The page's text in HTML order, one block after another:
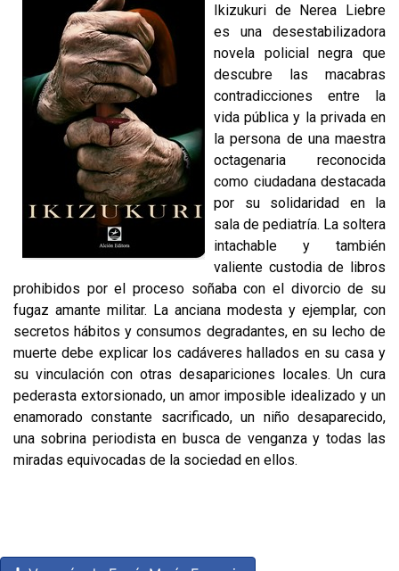
Ikizukuri de Nerea Liebre
es una desestabilizadora
novela policial negra que
descubre las macabras
contradicciones entre la
vida pública y la privada en
la persona de una maestra
octagenaria reconocida
como ciudadana destacada
por su solidaridad en la
sala de pediatría. La soltera
intachable y también
valiente custodia de libros
prohibidos por el proceso soñaba con el divorcio de su
fugaz amante militar. La anciana modesta y ejemplar, con
secretos hábitos y consumos degradantes, en su lecho de
muerte debe explicar los cadáveres hallados en su casa y
su vinculación con otras desapariciones locales. Un cura
pederasta extorsionado, un amor imposible idealizado y un
enamorado constante sacrificado, un niño desaparecido,
una sobrina periodista en busca de venganza y todas las
miradas equivocadas de la sociedad en ellos.